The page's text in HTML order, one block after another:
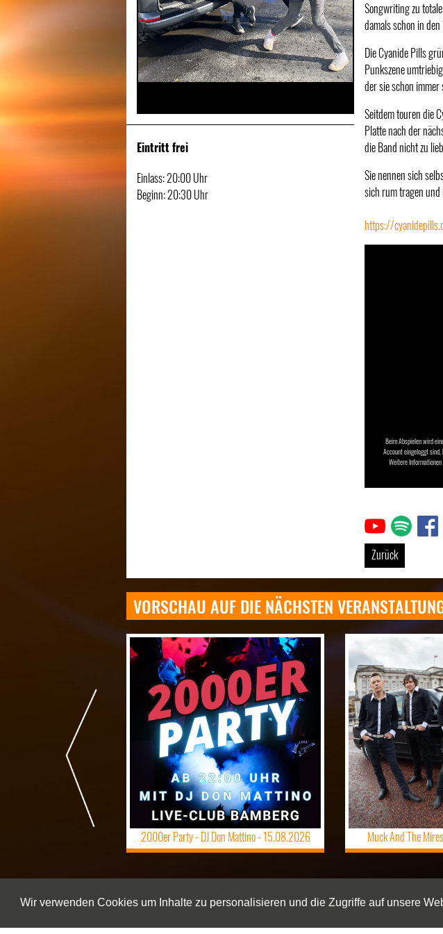
Wir verwenden Cookies um Inhalte zu personalisieren und die Zugriffe auf unsere
Zurück
Weiter
Eintritt frei
Einlass: 20:00 Uhr
Beginn: 20:30 Uhr
Songwriting zu
damals schon in
Die Cyanide Pills
Punkszene
der sie schon
Seitdem touren die
Platte nach der
die Band nicht zu
Sie nennen sich
sich rum tragen
https://
Beim Abspielen wird
Account eingeloggt sind,
Weitere
Link Link Link
Zurück
VORSCHAU AUF DIE NÄCHSTEN
2000er Party - DJ Don Mattino -15.08.2026 Muck And The